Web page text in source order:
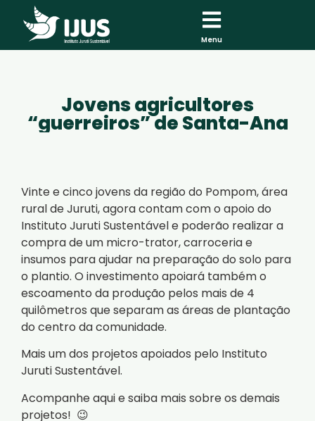
Menu
Jovens agricultores
“guerreiros” de Santa-Ana
Vinte e cinco jovens da região do Pompom, área
rural de Juruti, agora contam com o apoio do
Instituto Juruti Sustentável e poderão realizar a
compra de um micro-trator, carroceria e
insumos para ajudar na preparação do solo para
o plantio. O investimento apoiará também o
escoamento da produção pelos mais de 4
quilômetros que separam as áreas de plantação
do centro da comunidade.
Mais um dos projetos apoiados pelo Instituto
Juruti Sustentável.
Acompanhe aqui e saiba mais sobre os demais
projetos! 😉